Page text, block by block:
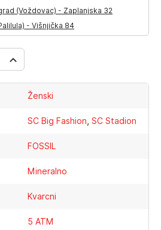
(Voždovac) - Zaplanjska 32
- Višnjička 84
Ženski
SC Big Fashion, SC Stadion
FOSSIL
Mineralno
Kvarcni
5 ATM